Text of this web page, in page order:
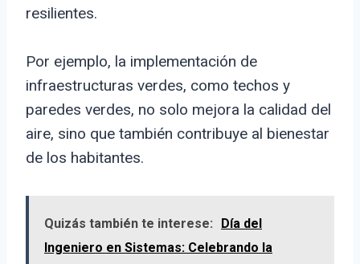
resilientes.
Por ejemplo, la implementación de
infraestructuras verdes, como techos y
paredes verdes, no solo mejora la calidad del
aire, sino que también contribuye al bienestar
de los habitantes.
Quizás también te interese:
Día del
Ingeniero en Sistemas: Celebrando la